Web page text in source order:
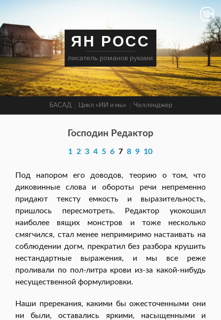
ЯН РОСС
писатель романов руками
БАСАД Цикл «ИИ и мы» Челленджер
Господин Редактор
1 2 3 4 5 6 78 9 10
Под напором его доводов, теорию о том, что
диковинные слова и обороты речи непременно
придают тексту емкость и выразительность,
пришлось пересмотреть. Редактор укокошил
наиболее вящих монстров и тоже несколько
смягчился, стал менее непримиримо настаивать на
соблюдении догм, прекратил без разбора крушить
нестандартные выражения, и мы все реже
проливали по пол-литра крови из-за какой-нибудь
несущественной формулировки.
Наши пререкания, какими бы ожесточенными они
ни были, оставались яркими, насыщенными и